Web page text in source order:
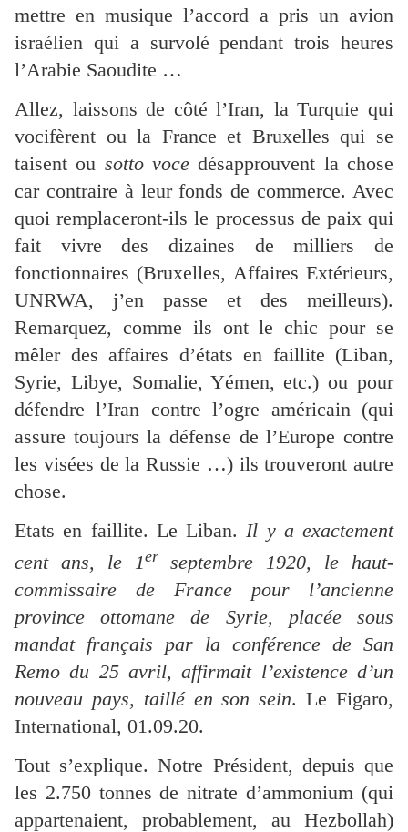
mettre en musique l’accord a pris un avion
israélien qui a survolé pendant trois heures
l’Arabie Saoudite …
Allez, laissons de côté l’Iran, la Turquie qui
vocifèrent ou la France et Bruxelles qui se
taisent ou sotto voce désapprouvent la chose
car contraire à leur fonds de commerce. Avec
quoi remplaceront-ils le processus de paix qui
fait vivre des dizaines de milliers de
fonctionnaires (Bruxelles, Affaires Extérieurs,
UNRWA, j’en passe et des meilleurs).
Remarquez, comme ils ont le chic pour se
mêler des affaires d’états en faillite (Liban,
Syrie, Libye, Somalie, Yémen, etc.) ou pour
défendre l’Iran contre l’ogre américain (qui
assure toujours la défense de l’Europe contre
les visées de la Russie …) ils trouveront autre
chose.
Etats en faillite. Le Liban.Il y a exactement
cent ans, le 1erseptembre 1920, le haut-
commissaire de France pour l’ancienne
province ottomane de Syrie, placée sous
mandat français par la conférence de San
Remo du 25 avril, affirmait l’existence d’un
nouveau pays, taillé en son sein. Le Figaro,
International, 01.09.20.
Tout s’explique. Notre Président, depuis que
les 2.750 tonnes de nitrate d’ammonium (qui
appartenaient, probablement, au Hezbollah)